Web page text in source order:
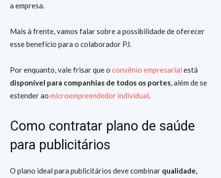
a empresa.
Mais à frente, vamos falar sobre a possibilidade de oferecer
esse benefício para o colaborador PJ.
Por enquanto, vale frisar que o convênio empresarial está
disponível para companhias de todos os portes, além de se
estender ao microempreendedor individual.
Como contratar plano de saúde
para publicitários
O plano ideal para publicitários deve combinar qualidade,